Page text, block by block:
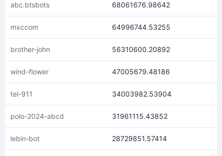
abc.btsbots 68061676.98642
mxccom 64996744.53255
brother-john 56310600.20892
wind-flower 47005679.48186
tel-911 34003982.53904
polo-2024-abcd 31961115.43852
lebin-bot 28729851.57414